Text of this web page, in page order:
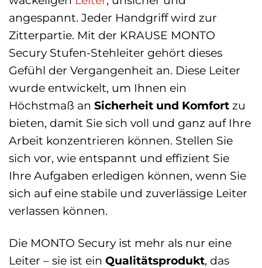
angespannt. Jeder Handgriff wird zur
Zitterpartie. Mit der KRAUSE MONTO
Secury Stufen-Stehleiter gehört dieses
Gefühl der Vergangenheit an. Diese Leiter
wurde entwickelt, um Ihnen ein
Höchstmaß an Sicherheit und Komfort zu
bieten, damit Sie sich voll und ganz auf Ihre
Arbeit konzentrieren können. Stellen Sie
sich vor, wie entspannt und effizient Sie
Ihre Aufgaben erledigen können, wenn Sie
sich auf eine stabile und zuverlässige Leiter
verlassen können.
Die MONTO Secury ist mehr als nur eine
Leiter – sie ist ein Qualitätsprodukt, das